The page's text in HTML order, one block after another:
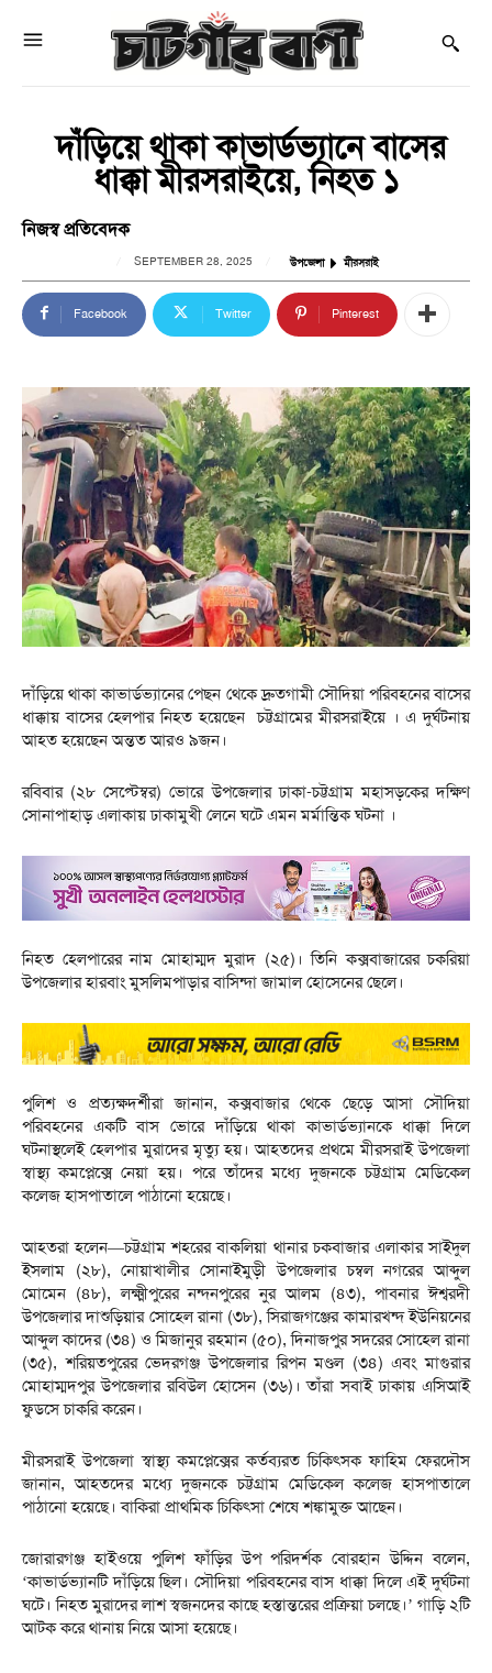
‎ দাঁড়িয়ে থাকা কাভার্ডভ্যানে বাসের
ধাক্কা মীরসরাইয়ে, নিহত ১
নিজস্ব প্রতিবেদক
SEPTEMBER 28, 2025 উপজেলা মীরসরাই
Facebook Twitter Pinterest
দাঁড়িয়ে থাকা কাভার্ডভ্যানের পেছন থেকে দ্রুতগামী সৌদিয়া পরিবহনের বাসের
ধাক্কায় বাসের হেলপার নিহত হয়েছেন চট্টগ্রামের মীরসরাইয়ে । এ দুর্ঘটনায়
আহত হয়েছেন অন্তত আরও ৯জন।
‎রবিবার (২৮ সেপ্টেম্বর) ভোরে উপজেলার ঢাকা-চট্টগ্রাম মহাসড়কের দক্ষিণ
সোনাপাহাড় এলাকায় ঢাকামুখী লেনে ঘটে এমন মর্মান্তিক ঘটনা ।
‎নিহত হেলপারের নাম মোহাম্মদ মুরাদ (২৫)। তিনি কক্সবাজারের চকরিয়া
উপজেলার হারবাং মুসলিমপাড়ার বাসিন্দা জামাল হোসেনের ছেলে।
‎‎পুলিশ ও প্রত্যক্ষদর্শীরা জানান, কক্সবাজার থেকে ছেড়ে আসা সৌদিয়া
পরিবহনের একটি বাস ভোরে দাঁড়িয়ে থাকা কাভার্ডভ্যানকে ধাক্কা দিলে
ঘটনাস্থলেই হেলপার মুরাদের মৃত্যু হয়। আহতদের প্রথমে মীরসরাই উপজেলা
স্বাস্থ্য কমপ্লেক্সে নেয়া হয়। পরে তাঁদের মধ্যে দুজনকে চট্টগ্রাম মেডিকেল
কলেজ হাসপাতালে পাঠানো হয়েছে।‎
‎আহতরা হলেন—চট্টগ্রাম শহরের বাকলিয়া থানার চকবাজার এলাকার সাইদুল
ইসলাম (২৮), নোয়াখালীর সোনাইমুড়ী উপজেলার চম্বল নগরের আব্দুল
মোমেন (৪৮), লক্ষ্মীপুরের নন্দনপুরের নুর আলম (৪৩), পাবনার ঈশ্বরদী
উপজেলার দাশুড়িয়ার সোহেল রানা (৩৮), সিরাজগঞ্জের কামারখন্দ ইউনিয়নের
আব্দুল কাদের (৩৪) ও মিজানুর রহমান (৫০), দিনাজপুর সদরের সোহেল রানা
(৩৫), শরিয়তপুরের ভেদরগঞ্জ উপজেলার রিপন মণ্ডল (৩৪) এবং মাগুরার
মোহাম্মদপুর উপজেলার রবিউল হোসেন (৩৬)। তাঁরা সবাই ঢাকায় এসিআই
ফুডসে চাকরি করেন।‎
‎মীরসরাই উপজেলা স্বাস্থ্য কমপ্লেক্সের কর্তব্যরত চিকিৎসক ফাহিম ফেরদৌস
জানান, আহতদের মধ্যে দুজনকে চট্টগ্রাম মেডিকেল কলেজ হাসপাতালে
পাঠানো হয়েছে। বাকিরা প্রাথমিক চিকিৎসা শেষে শঙ্কামুক্ত আছেন।
‎‎জোরারগঞ্জ হাইওয়ে পুলিশ ফাঁড়ির উপ পরিদর্শক বোরহান উদ্দিন বলেন,
‘কাভার্ডভ্যানটি দাঁড়িয়ে ছিল। সৌদিয়া পরিবহনের বাস ধাক্কা দিলে এই দুর্ঘটনা
ঘটে। নিহত মুরাদের লাশ স্বজনদের কাছে হস্তান্তরের প্রক্রিয়া চলছে।’ গাড়ি ২টি
আটক করে থানায় নিয়ে আসা হয়েছে।